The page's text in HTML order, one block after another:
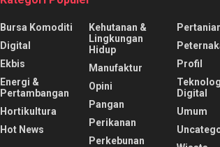
Bursa Komoditi
Digital
Ekbis
Energi &
Pertambangan
Hortikultura
Hot News
Kehutanan &
Lingkungan
Hidup
Manufaktur
Opini
Pangan
Perikanan
Perkebunan
Profil
Digital
Umum